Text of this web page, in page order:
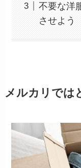
不要な洋
させよう
メルカリでは